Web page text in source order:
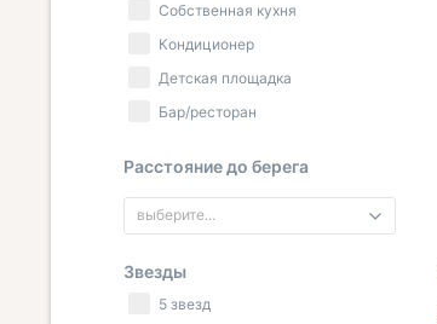
Собственная кухня
Кондиционер
Детская площадка
Бар/ресторан
Расстояние до берега
выберите...
Звезды
5 звезд